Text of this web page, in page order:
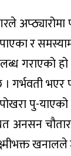
अप्ठ्यारोमा
र
गराएको
भएर
पु-
अनसन
खनालले